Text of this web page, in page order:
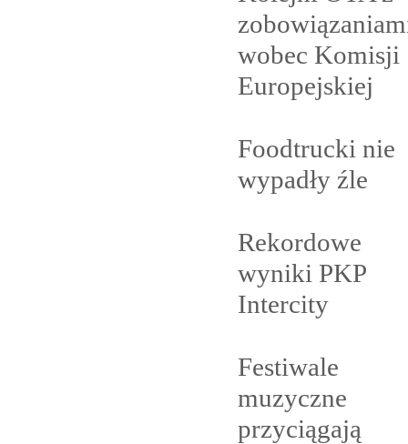
wobec Komisji
Europejskiej
Foodtrucki nie
wypadły źle
Rekordowe
wyniki PKP
Intercity
Festiwale
muzyczne
przyciągają